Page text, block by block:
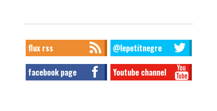
flux rss @lepetitnegre
facebook page Youtube channel